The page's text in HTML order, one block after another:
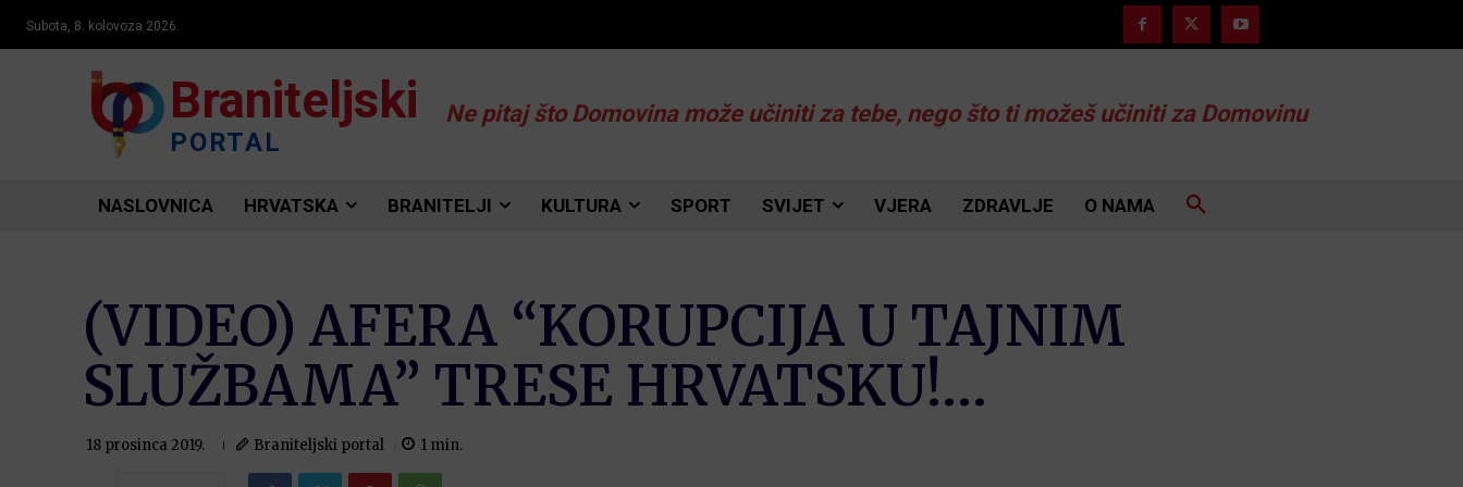
Subota, 8. kolovoza 2026.
Braniteljski
PORTAL
Ne pitaj što Domovina može učiniti za tebe, nego što ti možeš učiniti za Domovinu
NASLOVNICA HRVATSKA BRANITELJI KULTURA SPORT SVIJET VJERA ZDRAVLJE O NAMA
(VIDEO) AFERA “KORUPCIJA U TAJNIM
SLUŽBAMA” TRESE HRVATSKU!…
18 prosinca 2019. Braniteljski portal 1 min.